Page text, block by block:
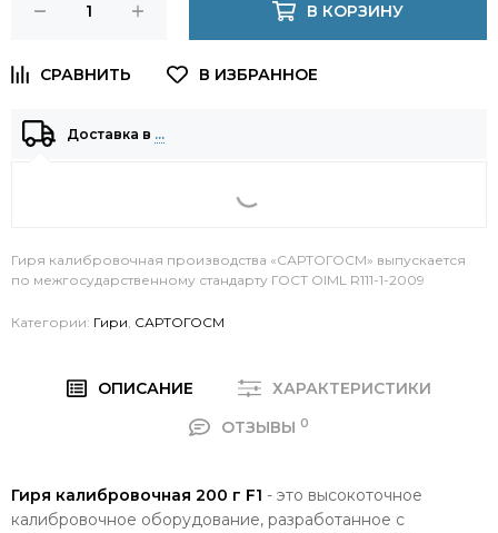
В КОРЗИНУ
Доставка в …
Гиря калибровочная производства «САРТОГОСМ» выпускается
по межгосударственному стандарту ГОСТ OIML R111-1-2009
Категории: Гири, САРТОГОСМ
ОПИСАНИЕ
ХАРАКТЕРИСТИКИ
ОТЗЫВЫ 0
Гиря калибровочная 200 г F1 - это высокоточное
калибровочное оборудование, разработанное с